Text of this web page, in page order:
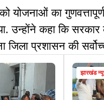
योजनाओं का
उन्होंने कहा कि
जिला प्रशासन की
झारखंड